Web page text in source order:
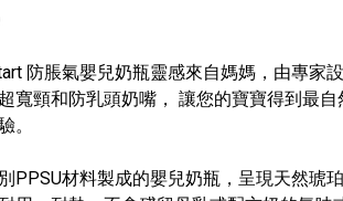
防脹氣嬰兒奶瓶靈感來自媽媽，由專家設
寬頸和防乳頭奶嘴， 讓您的寶寶得到最自
。
PPSU材料製成的嬰兒奶瓶，呈現天然琥珀